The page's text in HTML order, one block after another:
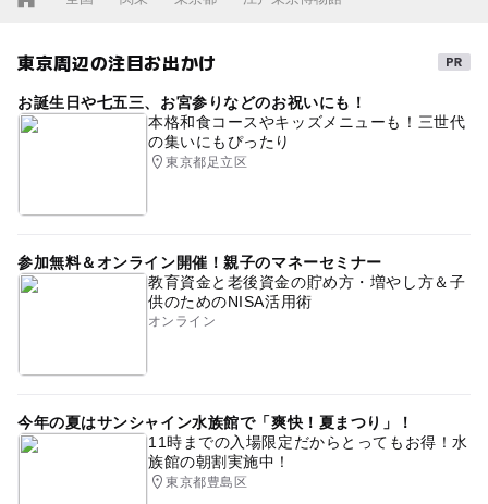
東京周辺の注目お出かけ
お誕生日や七五三、お宮参りなどのお祝いにも！
本格和食コースやキッズメニューも！三世代
の集いにもぴったり
東京都足立区
参加無料＆オンライン開催！親子のマネーセミナー
教育資金と老後資金の貯め方・増やし方＆子
供のためのNISA活用術
オンライン
今年の夏はサンシャイン水族館で「爽快！夏まつり」！
11時までの入場限定だからとってもお得！水
族館の朝割実施中！
東京都豊島区